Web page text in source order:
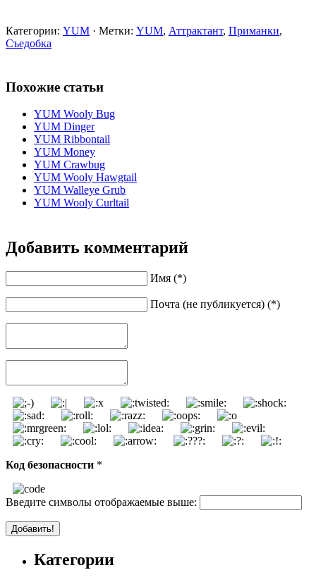
Категории: YUM · Метки: YUM, Аттрактант, Приманки,
Съедобка
Похожие статьи
YUM Wooly Bug
YUM Dinger
YUM Ribbontail
YUM Money
YUM Crawbug
YUM Wooly Hawgtail
YUM Walleye Grub
YUM Wooly Curltail
Добавить комментарий
Имя (*)
Почта (не публикуется) (*)
Код безопасности *
Введите символы отображаемые выше:
Категории